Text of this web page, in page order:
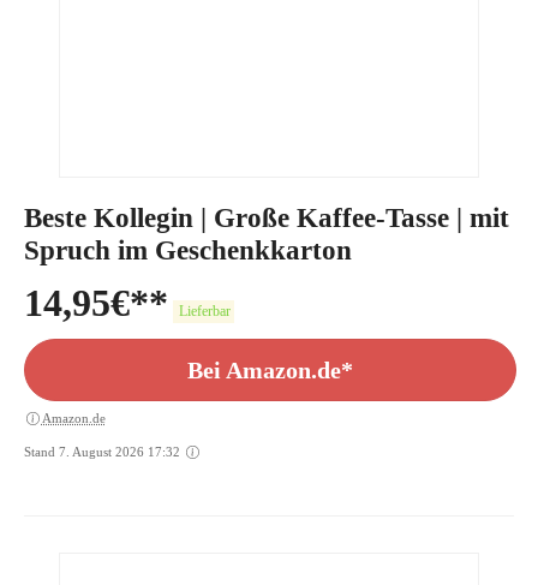
Beste Kollegin | Große Kaffee-Tasse | mit
Spruch im Geschenkkarton
14,95€ Lieferbar
Bei Amazon.de*
Amazon.de
Stand 7. August 2026 17:32